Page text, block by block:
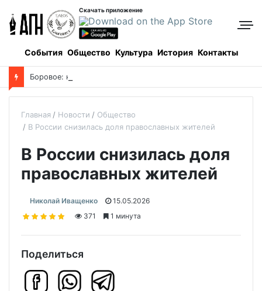
Скачать приложение
События Общество Культура История Контакты
Боровое: когда и как все начиналось, и кто все начинал
Главная Новости
Общество
В России снизилась доля православных жителей
В России снизилась доля
православных жителей
Николай Иващенко
15.05.2026
371
1 минута
Поделиться